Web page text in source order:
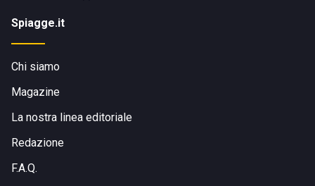
Spiagge.it
Chi siamo
Magazine
La nostra linea editoriale
Redazione
F.A.Q.